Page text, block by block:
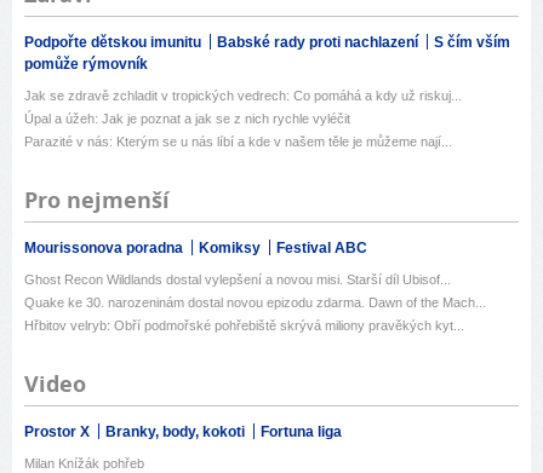
Podpořte dětskou imunitu Babské rady proti nachlazení
S čím vším
pomůže rýmovník
Jak se zdravě zchladit v tropických vedrech: Co pomáhá a kdy už riskuj...
Úpal a úžeh: Jak je poznat a jak se z nich rychle vyléčit
Parazité v nás: Kterým se u nás líbí a kde v našem těle je můžeme nají...
Pro nejmenší
Mourissonova poradna Komiksy Festival ABC
Ghost Recon Wildlands dostal vylepšení a novou misi. Starší díl Ubisof...
Quake ke 30. narozeninám dostal novou epizodu zdarma. Dawn of the Mach...
Hřbitov velryb: Obří podmořské pohřebiště skrývá miliony pravěkých kyt...
Video
Prostor X Branky, body, kokoti Fortuna liga
Milan Knížák pohřeb